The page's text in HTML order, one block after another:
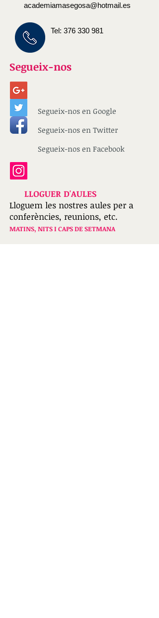
academiamasegosa@hotmail.es
Tel: 376 330 981
Segueix-nos
Segueix-nos en Google
Segueix-nos en Twitter
Segueix-nos en Facebook
LLOGUER D'AULES
Lloguem les nostres aules per a
conferències, reunions, etc.
MATINS, NITS I CAPS DE SETMANA